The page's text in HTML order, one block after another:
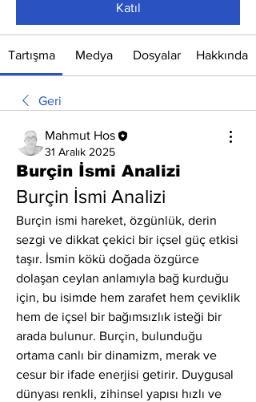
Katıl
Tartışma Medya Dosyalar Hakkında
Geri
Mahmut Hos
31 Aralık 2025
Burçin İsmi Analizi
Burçin İsmi Analizi
Burçin ismi hareket, özgünlük, derin
sezgi ve dikkat çekici bir içsel güç etkisi
taşır. İsmin kökü doğada özgürce
dolaşan ceylan anlamıyla bağ kurduğu
için, bu isimde hem zarafet hem çeviklik
hem de içsel bir bağımsızlık isteği bir
arada bulunur. Burçin, bulunduğu
ortama canlı bir dinamizm, merak ve
cesur bir ifade enerjisi getirir. Duygusal
dünyası renkli, zihinsel yapısı hızlı ve